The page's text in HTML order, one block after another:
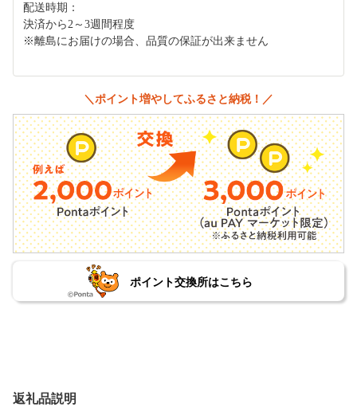
配送時期：
決済から2～3週間程度
※離島にお届けの場合、品質の保証が出来ません
＼ポイント増やしてふるさと納税！／
ポイント交換所はこちら
返礼品説明